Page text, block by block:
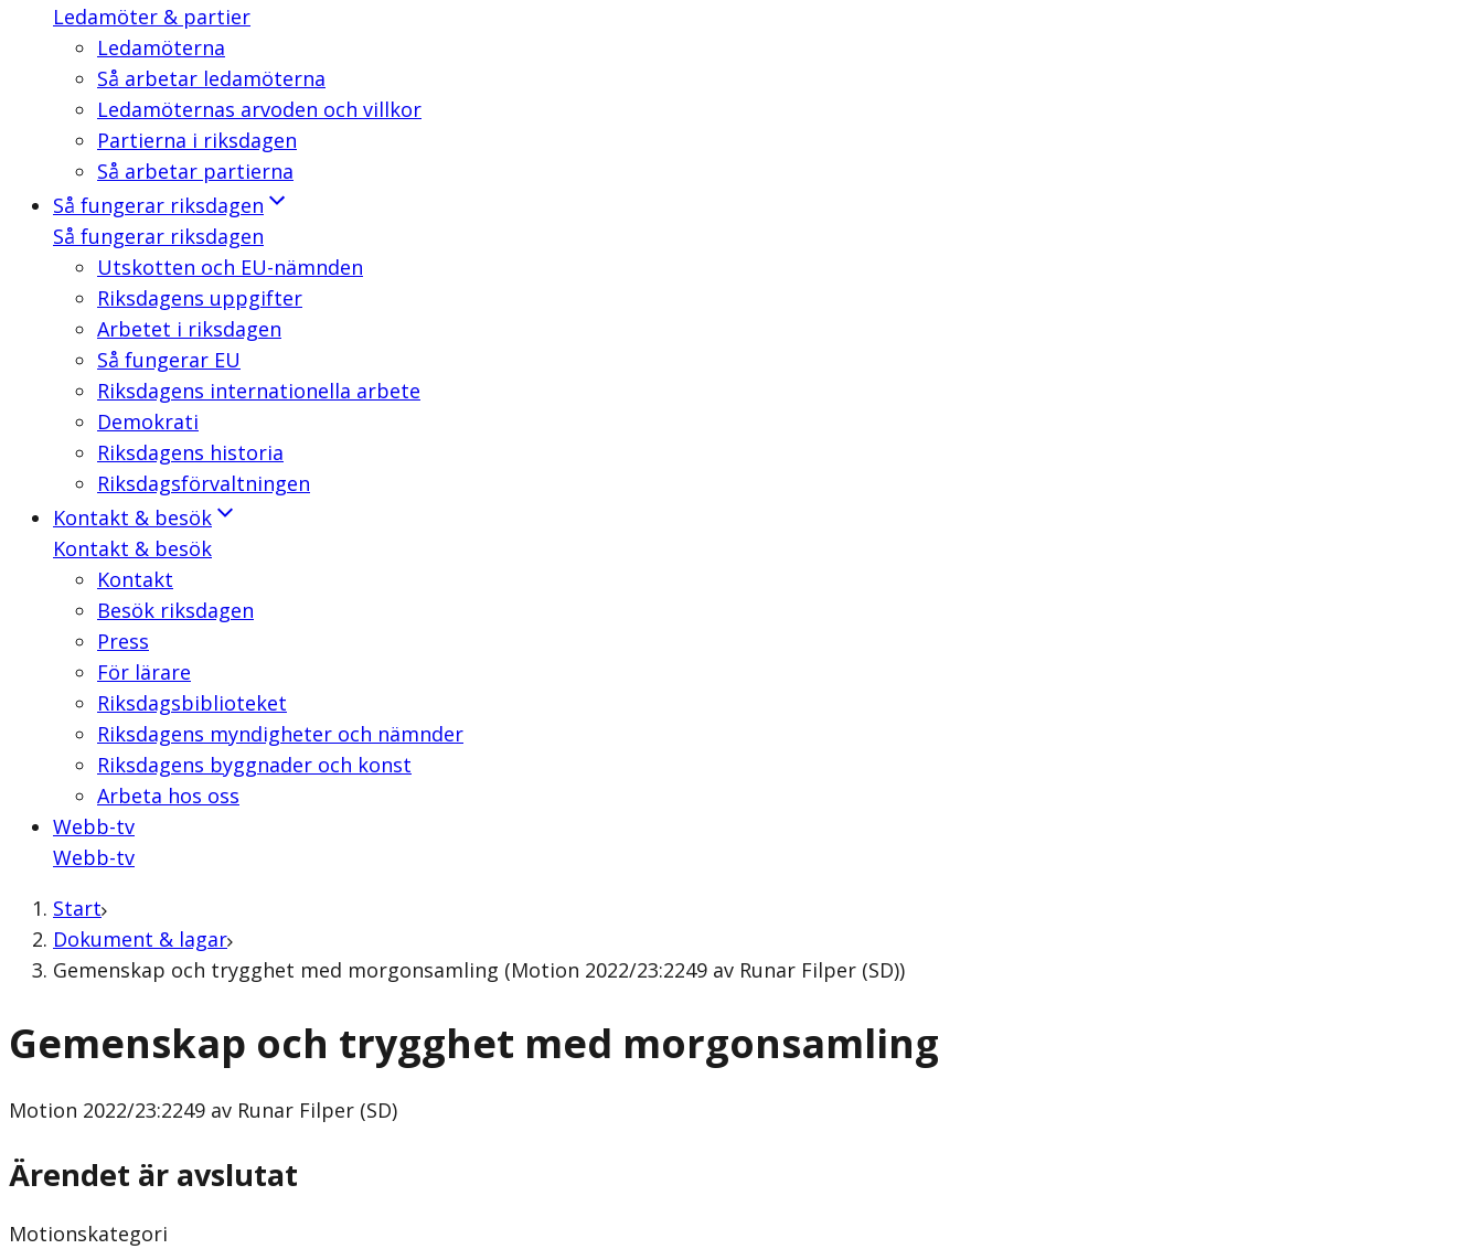
Ledamöter & partier
Ledamöterna
Så arbetar ledamöterna
Ledamöternas arvoden och villkor
Partierna i riksdagen
Så arbetar partierna
Så fungerar riksdagen
Så fungerar riksdagen
Utskotten och EU-nämnden
Riksdagens uppgifter
Arbetet i riksdagen
Så fungerar EU
Riksdagens internationella arbete
Demokrati
Riksdagens historia
Riksdagsförvaltningen
Kontakt & besök
Kontakt & besök
Kontakt
Besök riksdagen
Press
För lärare
Riksdagsbiblioteket
Riksdagens myndigheter och nämnder
Riksdagens byggnader och konst
Arbeta hos oss
Webb-tv
Webb-tv
Start
Dokument & lagar
Gemenskap och trygghet med morgonsamling (Motion 2022/23:2249 av Runar Filper (SD))
Gemenskap och trygghet med morgonsamling
Motion 2022/23:2249 av Runar Filper (SD)
Ärendet är avslutat
Motionskategori